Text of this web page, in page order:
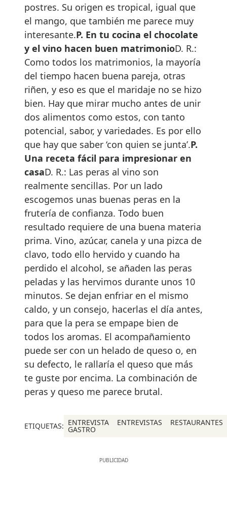
postres. Su origen es tropical, igual que
el mango, que también me parece muy
interesante.P. En tu cocina el chocolate
y el vino hacen buen matrimonioD. R.:
Como todos los matrimonios, la mayoría
del tiempo hacen buena pareja, otras
riñen, y eso es que el maridaje no se hizo
bien. Hay que mirar mucho antes de unir
dos alimentos como estos, con tanto
potencial, sabor, y variedades. Es por ello
que hay que saber ‘con quien se junta’.P.
Una receta fácil para impresionar en
casaD. R.: Las peras al vino son
realmente sencillas. Por un lado
escogemos unas buenas peras en la
frutería de confianza. Todo buen
resultado requiere de una buena materia
prima. Vino, azúcar, canela y una pizca de
clavo, todo ello hervido y cuando ha
perdido el alcohol, se añaden las peras
peladas y las hervimos durante unos 10
minutos. Se dejan enfriar en el mismo
caldo, y un consejo, hacerlas el día antes,
para que la pera se empape bien de
todos los aromas. El acompañamiento
puede ser con un helado de queso o, en
su defecto, le rallaría el queso que más
te guste por encima. La combinación de
peras y queso me parece brutal.
ETIQUETAS: ENTREVISTA
GASTRO
ENTREVISTAS RESTAURANTES